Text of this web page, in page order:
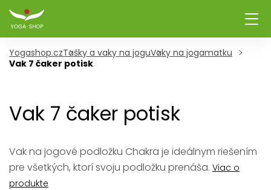
Yogashop.czTašky a vaky na joguVaky na jogamatku
Vak 7 čaker potisk
Vak 7 čaker potisk
Vak na jogové podložku Chakra je ideálnym riešením
pre všetkých, ktorí svoju podložku prenáša. Viac o
produkte